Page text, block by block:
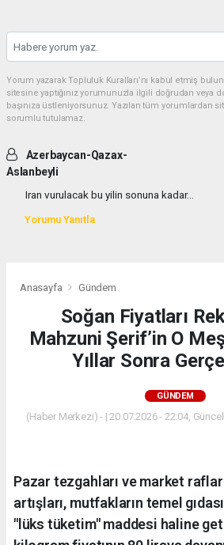
Yorum yazarak Topluluk Kuralları’nı kabul etmiş
sitesine yaptığınız yorumunuzla ilgili doğrudan veya
başınıza üstleniyorsunuz. Yazılan tüm yorumlardan
sorumlu tutulamaz.
Azerbaycan-Qazax-
Aslanbeyli
Iran vurulacak bu yilin sonuna kadar...
Yorumu Yanıtla
Anasayfa Gündem
Soğan Fiyatları
Mahzuni Şerif’in O
Yıllar Sonra
GÜNDEM
(Haber Merkezi) - | 20.07.2026 - 22:04,
Pazar tezgahları ve market
artışları, mutfakların temel
"lüks tüketim" maddesi haline